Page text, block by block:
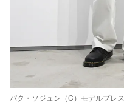
パク・ソジュン（C）モデルプレス